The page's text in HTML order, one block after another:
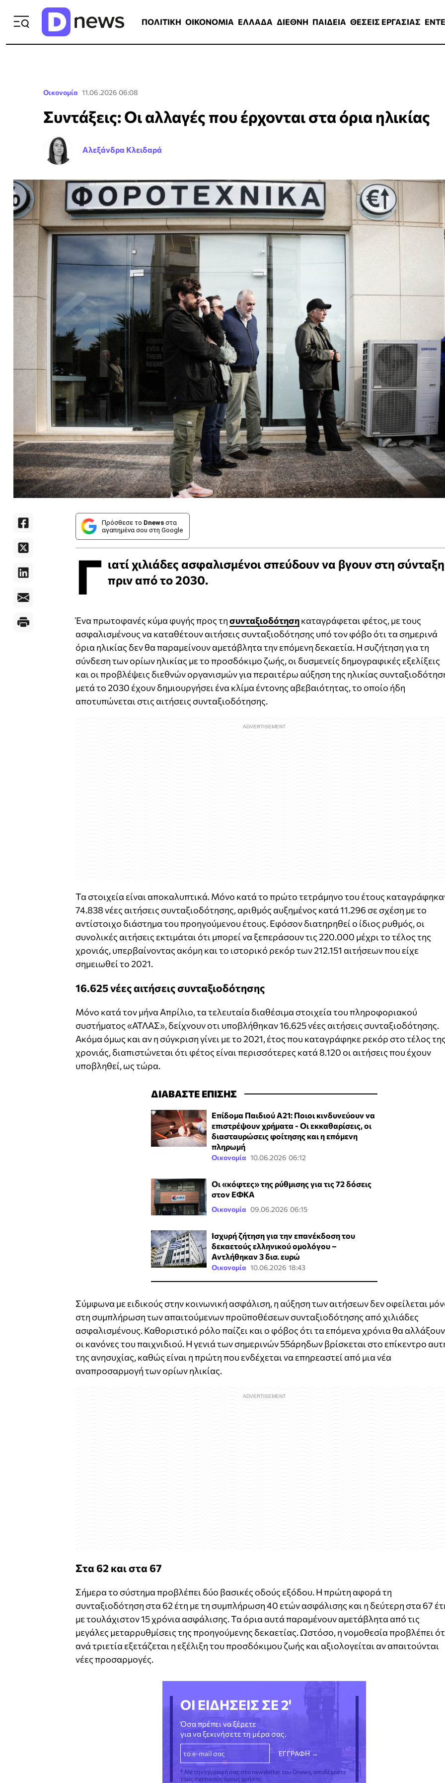
ΠΟΛΙΤΙΚΗ ΟΙΚΟΝΟΜΙΑ ΕΛΛΑΔΑ ΔΙΕΘΝΗ ΠΑΙΔΕΙΑ ΘΕΣΕΙΣ ΕΡΓΑΣΙΑΣ
Οικονομία 11.06.2026 06:08
Συντάξεις: Οι αλλαγές που έρχονται στα όρια ηλικίας
Αλεξάνδρα Κλειδαρά
Πρόσθεσε το Dnews στα
αγαπημένα σου στη Google
Γ ιατί χιλιάδες ασφαλισμένοι σπεύδουν να βγουν στη σύνταξη
πριν από το 2030.
Ένα πρωτοφανές κύμα φυγής προς τησυνταξιοδότησηκαταγράφεται φέτος, με τους
ασφαλισμένους να καταθέτουν αιτήσεις συνταξιοδότησης υπό τον φόβο ότι τα σημερινά
όρια ηλικίας δεν θα παραμείνουν αμετάβλητα την επόμενη δεκαετία. Η συζήτηση για τη
σύνδεση των ορίων ηλικίας με το προσδόκιμο ζωής, οι δυσμενείς δημογραφικές εξελίξεις
και οι προβλέψεις διεθνών οργανισμών για περαιτέρω αύξηση της ηλικίας
μετά το 2030 έχουν δημιουργήσει ένα κλίμα έντονης αβεβαιότητας, το οποίο ήδη
αποτυπώνεται στις αιτήσεις συνταξιοδότησης.
Τα στοιχεία είναι αποκαλυπτικά. Μόνο κατά το πρώτο τετράμηνο του έτους
74.838 νέες αιτήσεις συνταξιοδότησης, αριθμός αυξημένος κατά 11.296 σε σχέση με το
αντίστοιχο διάστημα του προηγούμενου έτους. Εφόσον διατηρηθεί ο ίδιος ρυθμός, οι
συνολικές αιτήσεις εκτιμάται ότι μπορεί να ξεπεράσουν τις 220.000 μέχρι το τέλος της
χρονιάς, υπερβαίνοντας ακόμη και το ιστορικό ρεκόρ των 212.151 αιτήσεων που είχε
σημειωθεί το 2021.
16.625 νέες αιτήσεις συνταξιοδότησης
Μόνο κατά τον μήνα Απρίλιο, τα τελευταία διαθέσιμα στοιχεία του πληροφοριακού
συστήματος «ΑΤΛΑΣ», δείχνουν οτι υποβλήθηκαν 16.625 νέες αιτήσεις συνταξιοδότησης.
Ακόμα όμως και αν η σύγκριση γίνει με το 2021, έτος που καταγράφηκε ρεκόρ στο τέλος
χρονιάς, διαπιστώνεται ότι φέτος είναι περισσότερες κατά 8.120 οι αιτήσεις που έχουν
υποβληθεί, ως τώρα.
ΔΙΑΒΑΣΤΕ ΕΠΙΣΗΣ
Επίδομα Παιδιού Α21: Ποιοι κινδυνεύουν να
επιστρέψουν χρήματα - Οι εκκαθαρίσεις, οι
διασταυρώσεις φοίτησης και η επόμενη
πληρωμή
Οικονομία 10.06.2026 06:12
Οι «κόφτες» της ρύθμισης για τις 72 δόσεις
στον ΕΦΚΑ
Οικονομία 09.06.2026 06:15
Ισχυρή ζήτηση για την επανέκδοση του
δεκαετούς ελληνικού ομολόγου –
Αντλήθηκαν 3 δισ. ευρώ
Οικονομία 10.06.2026 18:43
Σύμφωνα με ειδικούς στην κοινωνική ασφάλιση, η αύξηση των αιτήσεων δεν οφείλεται
στη συμπλήρωση των απαιτούμενων προϋποθέσεων συνταξιοδότησης από χιλιάδες
ασφαλισμένους. Καθοριστικό ρόλο παίζει και ο φόβος ότι τα επόμενα χρόνια θα αλλάξουν
οι κανόνες του παιχνιδιού. Η γενιά των σημερινών 55άρηδων βρίσκεται στο επίκεντρο
της ανησυχίας, καθώς είναι η πρώτη που ενδέχεται να επηρεαστεί από μια νέα
αναπροσαρμογή των ορίων ηλικίας.
Στα 62 και στα 67
Σήμερα το σύστημα προβλέπει δύο βασικές οδούς εξόδου. Η πρώτη αφορά τη
συνταξιοδότηση στα 62 έτη με τη συμπλήρωση 40 ετών ασφάλισης και η δεύτερη στα 67
με τουλάχιστον 15 χρόνια ασφάλισης. Τα όρια αυτά παραμένουν αμετάβλητα από τις
μεγάλες μεταρρυθμίσεις της προηγούμενης δεκαετίας. Ωστόσο, η νομοθεσία προβλέπει
ανά τριετία εξετάζεται η εξέλιξη του προσδόκιμου ζωής και αξιολογείται αν απαιτούνται
νέες προσαρμογές.
ΟΙ ΕΙΔΗΣΕΙΣ ΣΕ 2'
Όσα πρέπει να ξέρετε
για να ξεκινήσετε τη μέρα σας.
* Με την εγγραφή σας στο newsletter του Dnews, αποδέχεστε
τους σχετικούς όρους χρήσης